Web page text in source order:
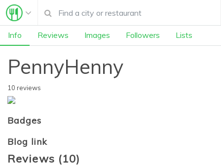
Info Reviews Images Followers Lists
PennyHenny
10 reviews
Badges
Blog link
Reviews (10)